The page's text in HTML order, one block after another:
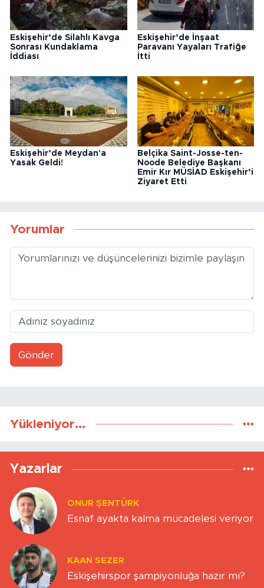
Eskişehir’de Silahlı Kavga
Sonrası Kundaklama
İddiası
Eskişehir’de İnşaat
Paravanı Yayaları Trafiğe
İtti
Eskişehir’de Meydan'a
Yasak Geldi!
Belçika Saint-Josse-ten-
Noode Belediye Başkanı
Emir Kır MÜSİAD Eskişehir’i
Ziyaret Etti
Yorumlar
Gönder
Yükleniyor...
Yazarlar
ONUR ŞENTÜRK
Esnaf ayakta kalma mücadelesi veriyor
KAAN SEZER
Eskişehirspor şampiyonluğa hazır mı?